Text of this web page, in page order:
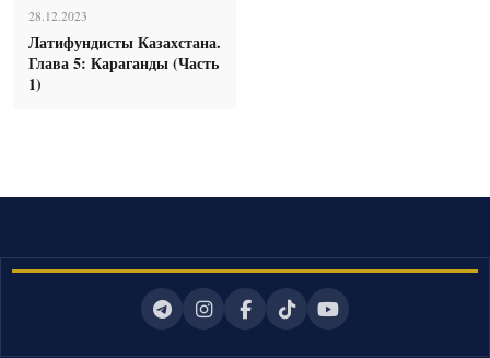
28.12.2023
Латифундисты Казахстана.
Глава 5: Караганды (Часть
1)